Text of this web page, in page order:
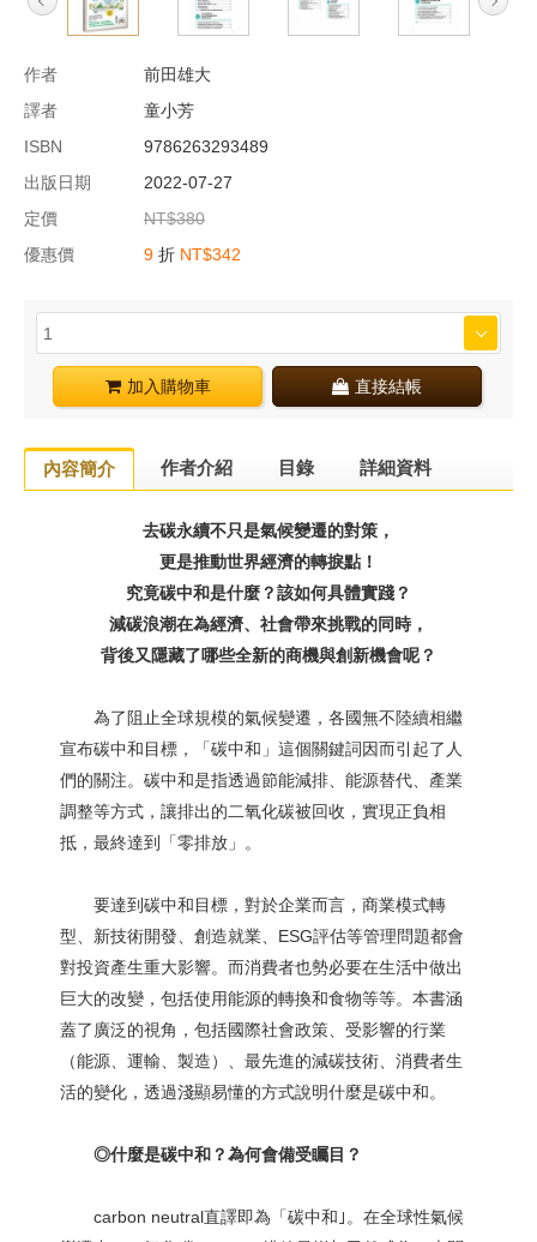
作者
前田雄大
譯者
童小芳
ISBN
9786263293489
出版日期
2022-07-27
定價
NT$380
優惠價
9 折 NT$342
加入購物車 直接結帳
內容簡介 作者介紹 目錄 詳細資料
去碳永續不只是氣候變遷的對策，
更是推動世界經濟的轉捩點！
究竟碳中和是什麼？該如何具體實踐？
減碳浪潮在為經濟、社會帶來挑戰的同時，
背後又隱藏了哪些全新的商機與創新機會呢？
為了阻止全球規模的氣候變遷，各國無不陸續相繼
宣布碳中和目標，「碳中和」這個關鍵詞因而引起了人
們的關注。碳中和是指透過節能減排、能源替代、產業
調整等方式，讓排出的二氧化碳被回收，實現正負相
抵，最終達到「零排放」。
要達到碳中和目標，對於企業而言，商業模式轉
型、新技術開發、創造就業、ESG評估等管理問題都會
對投資產生重大影響。而消費者也勢必要在生活中做出
巨大的改變，包括使用能源的轉換和食物等等。本書涵
蓋了廣泛的視角，包括國際社會政策、受影響的行業
（能源、運輸、製造）、最先進的減碳技術、消費者生
活的變化，透過淺顯易懂的方式說明什麼是碳中和。
◎什麼是碳中和？為何會備受矚目？
carbon neutral直譯即為「碳中和｣。在全球性氣候